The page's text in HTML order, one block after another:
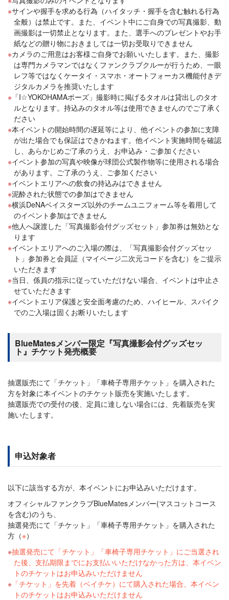
サインや握手を求める行為（ハイタッチ・握手を含む触れる行為
全般）は禁止です。また、イベント中にご自身での写真撮影、動
画撮影は一切禁止となります。また、選手へのプレゼントやお手
紙などの贈り物におきましては一切お受取りできません
カメラのご用意はお客様ご自身でお願いいたします。また、撮影
は専門カメラマンではなくファンクラブクルーが行うため、一眼
レフ等ではなくケータイ・スマホ・オートフォーカス機能付きデ
ジタルカメラを推奨いたします
「I☆YOKOHAMAポーズ」撮影時に掲げるタオルは貸出しのタオ
ルとなります。持込みのタオル等は使用できませんのでご了承く
ださい
本イベントの開始時間の遅延等により、他イベントの参加に支障
が出た場合でも保証はできかねます。他イベント実施時間を確認
し、あらかじめご了承のうえ、お申込み・ご参加ください
イベント参加の写真や映像が球団公式製作物等に使用される場合
があります。ご了承のうえ、ご参加ください
イベントエリアへの飲食の持込みはできません
泥酔された状態での参加はできません
横浜DeNAベイスターズ以外のチームユニフォーム等を着用して
のイベント参加はできません
他人へ譲渡した「写真撮影会付グッズセット」参加券は無効とな
ります
イベントエリアへのご入場の際は、「写真撮影会付グッズセッ
ト」参加券と会員証（マイページ二次元コードを含む）をご提示
いただきます
当日、係員の指示に従っていただけない場合、イベントは中止さ
せていただきます
イベントエリア保護と安全面考慮のため、ハイヒール、スパイク
でのご入場は固くお断りいたします
BlueMatesメンバー限定『写真撮影会付グッズセッ
ト』チケット発売概要
抽選販売にて「チケット」「車椅子専用チケット」を購入された
方を対象に本イベントのチケット販売を実施いたします。
抽選販売での受付の後、定員に達しない場合には、先着販売を実
施いたします。
申込対象者
以下に該当する方が、本イベントにお申込みいただけます。
オフィシャルファンクラブBlueMatesメンバー(マスコットコース
を含む)のうち、
抽選発売にて「チケット」「車椅子専用チケット」を購入された
方（※）
抽選発売にて「チケット」「車椅子専用チケット」にご当選され
た後、支払期限までにお支払いいただけなかった方は、本イベン
トのチケットはお申込みいただけません
「チケット」を先着（ベイチケ）にて購入された場合、本イベン
トのチケットはお申込みいただけません